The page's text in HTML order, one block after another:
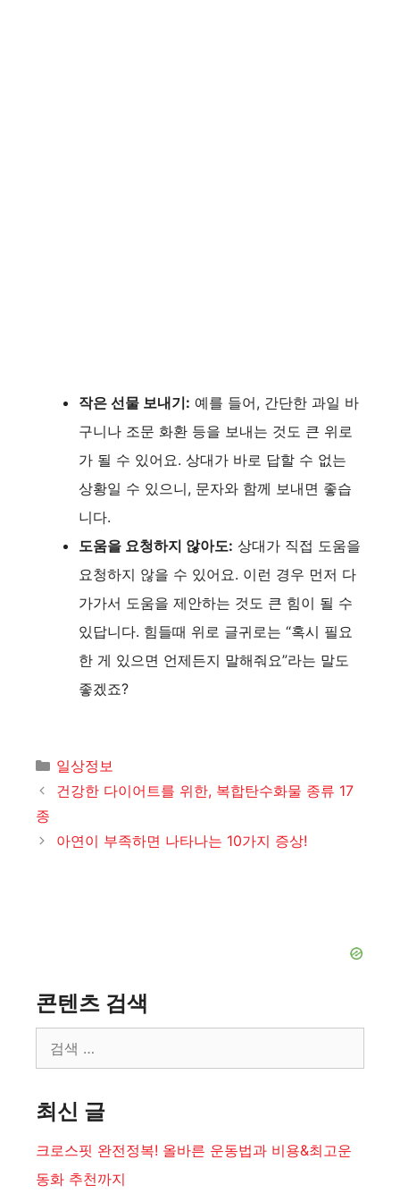
작은 선물 보내기: 예를 들어, 간단한 과일 바
구니나 조문 화환 등을 보내는 것도 큰 위로
가 될 수 있어요. 상대가 바로 답할 수 없는
상황일 수 있으니, 문자와 함께 보내면 좋습
니다.
도움을 요청하지 않아도: 상대가 직접 도움을
요청하지 않을 수 있어요. 이런 경우 먼저 다
가가서 도움을 제안하는 것도 큰 힘이 될 수
있답니다. 힘들때 위로 글귀로는 “혹시 필요
한 게 있으면 언제든지 말해줘요”라는 말도
좋겠죠?
카
테
일상정보
건강한 다이어트를 위한, 복합탄수화물 종류 17
종
아연이 부족하면 나타나는 10가지 증상!
콘텐츠 검색
색:
최신 글
크로스핏 완전정복! 올바른 운동법과 비용&최고운
동화 추천까지